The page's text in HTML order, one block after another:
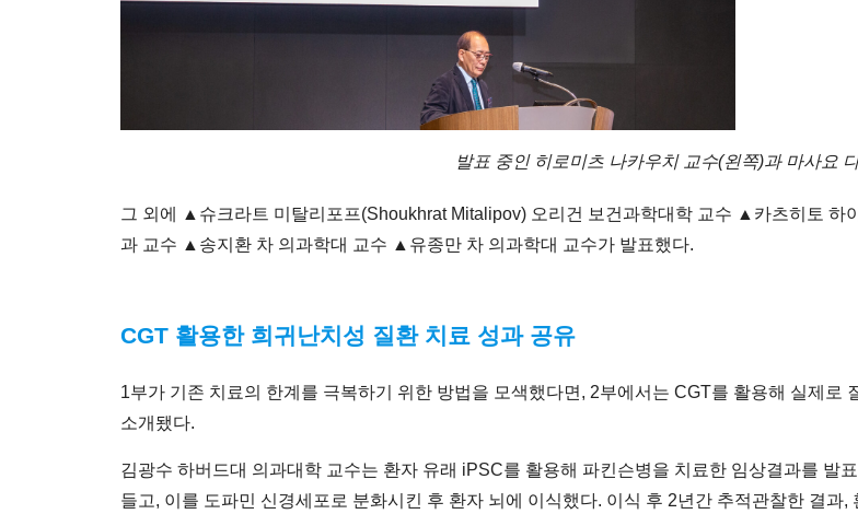
발표 중인 히로미츠 나카우치 교수(왼쪽)과 마사요
그 외에 ▲슈크라트 미탈리포프(Shoukhrat Mitalipov) 오리건 보건과학대학 교수 ▲카츠히토
과 교수 ▲송지환 차 의과학대 교수 ▲유종만 차 의과학대 교수가 발표했다.
CGT 활용한 희귀난치성 질환 치료 성과 공유
1부가 기존 치료의 한계를 극복하기 위한 방법을 모색했다면, 2부에서는 CGT를 활용해 실제로
소개됐다.
김광수 하버드대 의과대학 교수는 환자 유래 iPSC를 활용해 파킨슨병을 치료한 임상결과를 발
들고, 이를 도파민 신경세포로 분화시킨 후 환자 뇌에 이식했다. 이식 후 2년간 추적관찰한 결과